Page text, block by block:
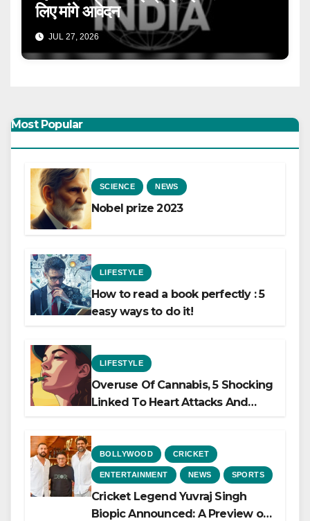
लिए मांगे आवेदन
JUL 27, 2026
Most Popular
SCIENCE NEWS
Nobel prize 2023
LIFESTYLE
How to read a book perfectly : 5
easy ways to do it!
LIFESTYLE
Overuse Of Cannabis, 5 Shocking
Linked To Heart Attacks And
BOLLYWOOD CRICKET
ENTERTAINMENT NEWS SPORTS
Cricket Legend Yuvraj Singh
Biopic Announced: A Preview of